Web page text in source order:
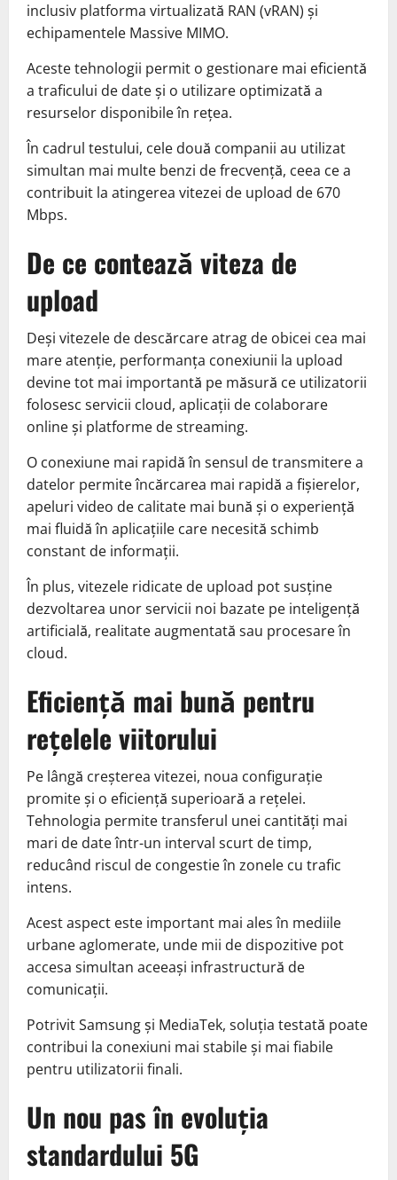
inclusiv platforma virtualizată RAN (vRAN) și
echipamentele Massive MIMO.
Aceste tehnologii permit o gestionare mai eficientă
a traficului de date și o utilizare optimizată a
resurselor disponibile în rețea.
În cadrul testului, cele două companii au utilizat
simultan mai multe benzi de frecvență, ceea ce a
contribuit la atingerea vitezei de upload de 670
Mbps.
De ce contează viteza de
upload
Deși vitezele de descărcare atrag de obicei cea mai
mare atenție, performanța conexiunii la upload
devine tot mai importantă pe măsură ce utilizatorii
folosesc servicii cloud, aplicații de colaborare
online și platforme de streaming.
O conexiune mai rapidă în sensul de transmitere a
datelor permite încărcarea mai rapidă a fișierelor,
apeluri video de calitate mai bună și o experiență
mai fluidă în aplicațiile care necesită schimb
constant de informații.
În plus, vitezele ridicate de upload pot susține
dezvoltarea unor servicii noi bazate pe inteligență
artificială, realitate augmentată sau procesare în
cloud.
Eficiență mai bună pentru
rețelele viitorului
Pe lângă creșterea vitezei, noua configurație
promite și o eficiență superioară a rețelei.
Tehnologia permite transferul unei cantități mai
mari de date într-un interval scurt de timp,
reducând riscul de congestie în zonele cu trafic
intens.
Acest aspect este important mai ales în mediile
urbane aglomerate, unde mii de dispozitive pot
accesa simultan aceeași infrastructură de
comunicații.
Potrivit Samsung și MediaTek, soluția testată poate
contribui la conexiuni mai stabile și mai fiabile
pentru utilizatorii finali.
Un nou pas în evoluția
standardului 5G